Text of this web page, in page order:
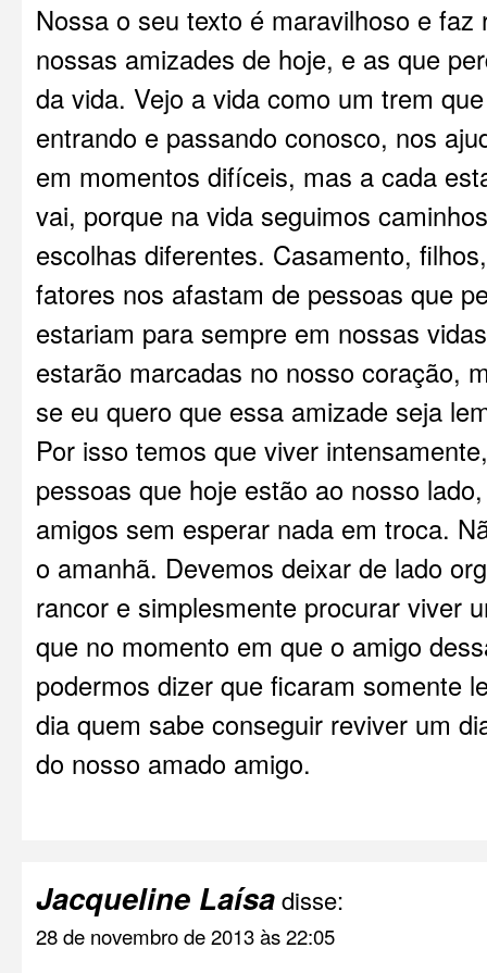
Nossa o seu texto é maravilhoso e faz
nossas amizades de hoje, e as que
da vida. Vejo a vida como um trem
entrando e passando conosco, nos
em momentos difíceis, mas a cada
vai, porque na vida seguimos
escolhas diferentes. Casamento,
fatores nos afastam de pessoas que
estariam para sempre em nossas
estarão marcadas no nosso coração,
se eu quero que essa amizade seja
Por isso temos que viver
pessoas que hoje estão ao nosso
amigos sem esperar nada em troca.
o amanhã. Devemos deixar de lado
rancor e simplesmente procurar viver
que no momento em que o amigo
podermos dizer que ficaram somente
dia quem sabe conseguir reviver um
do nosso amado amigo.
Jacqueline Laísadisse:
28 de novembro de 2013 às 22:05